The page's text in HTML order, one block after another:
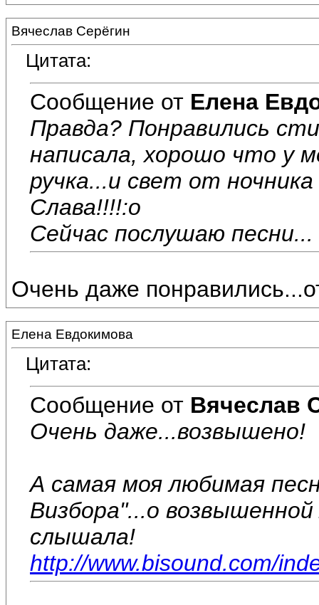
Вячеслав Серёгин
Цитата:
Сообщение от Елена
Правда? Понравились
написала, хорошо что у
ручка...и свет от
Слава!!!!:o
Сейчас послушаю песни...
Очень даже
Елена Евдокимова
Цитата:
Сообщение от Вячеслав
Очень даже...возвышено!
А самая моя любимая
Визбора"...о
слышала!
http://www.bisound.com/